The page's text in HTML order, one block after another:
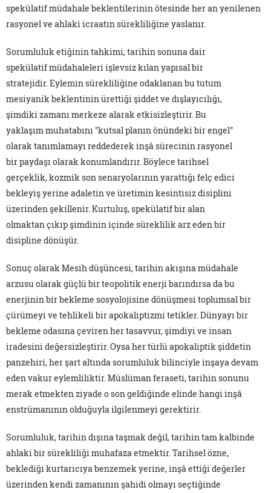
spekülatif müdahale beklentilerinin ötesinde her an yenilenen
rasyonel ve ahlaki icraatın sürekliliğine yaslanır.
Sorumluluk etiğinin tahkimi, tarihin sonuna dair
spekülatif müdahaleleri işlevsiz kılan yapısal bir
stratejidir. Eylemin sürekliliğine odaklanan bu tutum
mesiyanik beklentinin ürettiği şiddet ve dışlayıcılığı,
şimdiki zamanı merkeze alarak etkisizleştirir. Bu
yaklaşım muhatabını "kutsal planın önündeki bir engel"
olarak tanımlamayı reddederek inşâ sürecinin rasyonel
bir paydaşı olarak konumlandırır. Böylece tarihsel
gerçeklik, kozmik son senaryolarının yarattığı felç edici
bekleyiş yerine adaletin ve üretimin kesintisiz disiplini
üzerinden şekillenir. Kurtuluş, spekülatif bir alan
olmaktan çıkıp şimdinin içinde süreklilik arz eden bir
disipline dönüşür.
Sonuç olarak Mesih düşüncesi, tarihin akışına müdahale
arzusu olarak güçlü bir teopolitik enerji barındırsa da bu
enerjinin bir bekleme sosyolojisine dönüşmesi toplumsal bir
çürümeyi ve tehlikeli bir apokaliptizmi tetikler. Dünyayı bir
bekleme odasına çeviren her tasavvur, şimdiyi ve insan
iradesini değersizleştirir. Oysa her türlü apokaliptik şiddetin
panzehiri, her şart altında sorumluluk bilinciyle inşaya devam
eden vakur eylemliliktir. Müslüman feraseti, tarihin sonunu
merak etmekten ziyade o son geldiğinde elinde hangi inşâ
enstrümanının olduğuyla ilgilenmeyi gerektirir.
Sorumluluk, tarihin dışına taşmak değil, tarihin tam kalbinde
ahlaki bir sürekliliği muhafaza etmektir. Tarihsel özne,
beklediği kurtarıcıya benzemek yerine, inşâ ettiği değerler
üzerinden kendi zamanının şahidi olmayı seçtiğinde